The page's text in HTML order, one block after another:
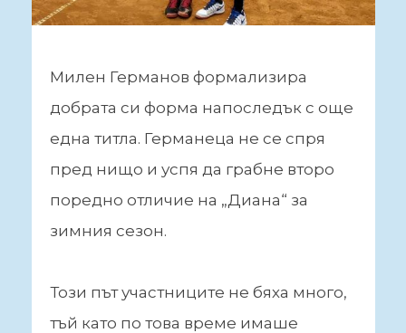
Милен Германов формализира
добрата си форма напоследък с още
една титла. Германеца не се спря
пред нищо и успя да грабне второ
поредно отличие на „Диана“ за
зимния сезон.
Този път участниците не бяха много,
тъй като по това време имаше